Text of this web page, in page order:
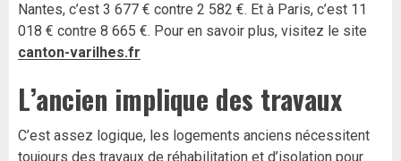
Nantes, c’est 3 677 € contre 2 582 €. Et à Paris, c’est 11
018 € contre 8 665 €. Pour en savoir plus, visitez le site
canton-varilhes.fr
L’ancien implique des travaux
C’est assez logique, les logements anciens nécessitent
toujours des travaux de réhabilitation et d’isolation pour